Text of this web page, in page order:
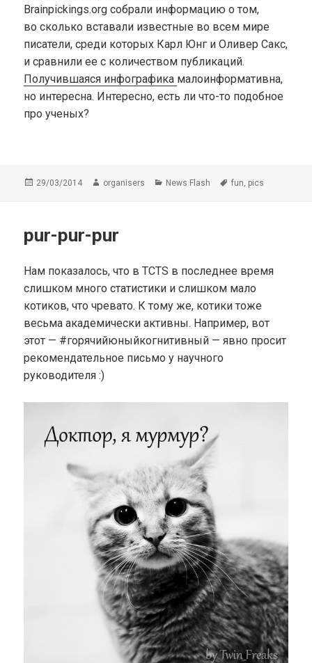
Brainpickings.org собрали информацию о том,
во сколько вставали известные во всем мире
писатели, среди которых Карл Юнг и Оливер Сакс,
и сравнили ее с количеством публикаций.
Получившаяся инфографика малоинформативна,
но интересна. Интересно, есть ли что-то подобное
про ученых?
Опубликовано
29/03/2014 Автор
organisers Рубрики
News Flash Метки
fun, pics
pur-pur-pur
Нам показалось, что в TCTS в последнее время
слишком много статистики и слишком мало
котиков, что чревато. К тому же, котики тоже
весьма академически активны. Например, вот
этот — #горячийюныйкогнитивный — явно просит
рекомендательное письмо у научного
руководителя :)